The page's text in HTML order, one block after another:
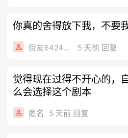
你真的舍得放下我，不要
街友64248641 5 天前 回复
觉得现在过得不开心的，
么会选择这个剧本
匿名 5 天前 回复